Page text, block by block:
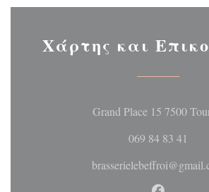
Χάρτης και
Grand Place 15 7500
069 84 83 41